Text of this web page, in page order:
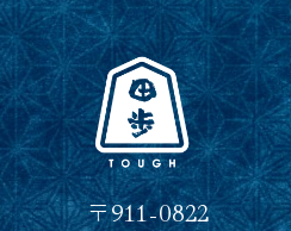
〒911-0822